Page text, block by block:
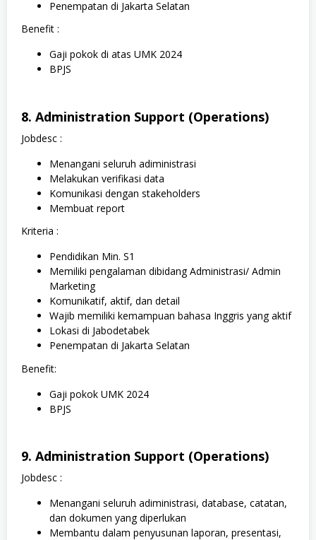
Penempatan di Jakarta Selatan
Benefit :
Gaji pokok di atas UMK 2024
BPJS
8. Administration Support (Operations)
Jobdesc :
Menangani seluruh adiministrasi
Melakukan verifikasi data
Komunikasi dengan stakeholders
Membuat report
Kriteria :
Pendidikan Min. S1
Memiliki pengalaman dibidang Administrasi/ Admin
Marketing
Komunikatif, aktif, dan detail
Wajib memiliki kemampuan bahasa Inggris yang aktif
Lokasi di Jabodetabek
Penempatan di Jakarta Selatan
Benefit:
Gaji pokok UMK 2024
BPJS
9. Administration Support (Operations)
Jobdesc :
Menangani seluruh adiministrasi, database, catatan,
dan dokumen yang diperlukan
Membantu dalam penyusunan laporan, presentasi,